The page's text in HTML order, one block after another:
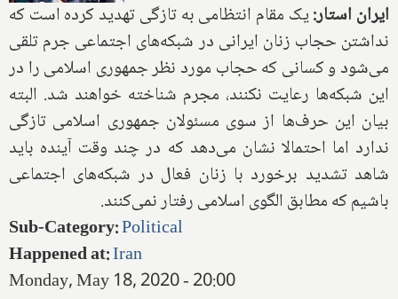
ایران استار:یک مقام انتظامی به تازگی تهدید کرده است که
نداشتن حجاب زنان ایرانی در شبکه‌های اجتماعی جرم تلقی
می‌شود و کسانی که حجاب مورد نظر جمهوری اسلامی را در
این شبکه‌ها رعایت نکنند، مجرم شناخته خواهند شد. البته
بیان این حرف‌ها از سوی مسئولان جمهوری اسلامی تازگی
ندارد اما احتمالا نشان می‌دهد که در چند وقت آینده باید
شاهد تشدید برخورد با زنان فعال در شبکه‌های اجتماعی
باشیم که مطابق الگوی اسلامی رفتار نمی‌کنند.
Sub-Category:Political
Happened at:Iran
Monday, May 18, 2020 - 20:00